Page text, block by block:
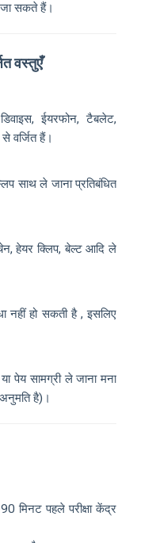
जा सकते हैं।
वस्तुएँ
ईयरफोन, टैबलेट,
वर्जित हैं।
साथ ले जाना प्रतिबंधित
हेयर क्लिप, बेल्ट आदि ले
नहीं हो सकती है , इसलिए
पेय सामग्री ले जाना मना
अनुमति है)।
मिनट पहले परीक्षा केंद्र